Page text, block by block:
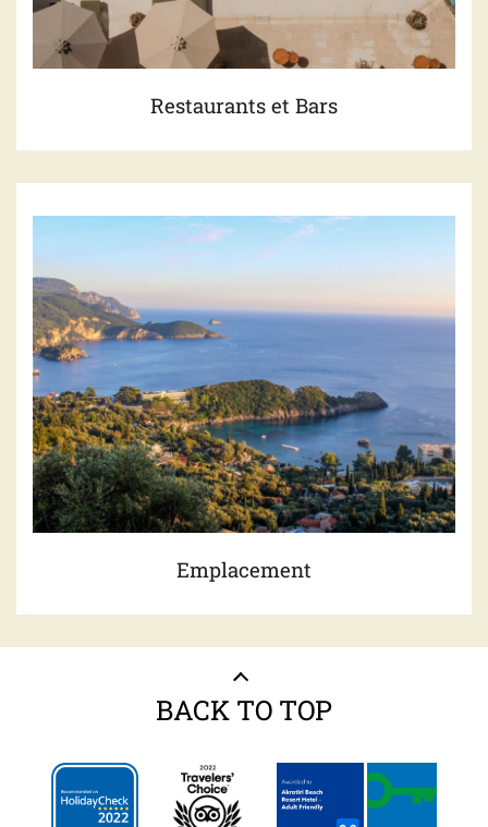
Restaurants et Bars
Emplacement
BACK TO TOP